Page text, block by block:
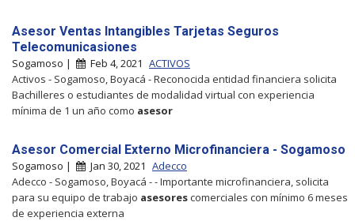
Asesor Ventas Intangibles Tarjetas Seguros
Telecomunicasiones
Sogamoso | Feb 4, 2021 ACTIVOS
Activos - Sogamoso, Boyacá - Reconocida entidad financiera solicita
Bachilleres o estudiantes de modalidad virtual con experiencia
mínima de 1 un año como asesor
Asesor Comercial Externo Microfinanciera - Sogamoso
Sogamoso | Jan 30, 2021 Adecco
Adecco - Sogamoso, Boyacá - - Importante microfinanciera, solicita
para su equipo de trabajo asesorescomerciales con mínimo 6 meses
de experiencia externa